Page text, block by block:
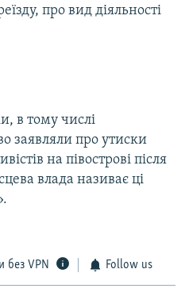
про вид діяльності
в тому числі
заявляли про утиски
на півострові після
влада називає ці
без VPN Follow us